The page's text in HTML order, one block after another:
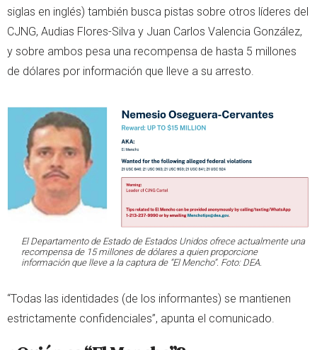
siglas en inglés) también busca pistas sobre otros líderes del
CJNG, Audias Flores-Silva y Juan Carlos Valencia González,
y sobre ambos pesa una recompensa de hasta 5 millones
de dólares por información que lleve a su arresto.
El Departamento de Estado de Estados Unidos ofrece actualmente una
recompensa de 15 millones de dólares a quien proporcione
información que lleve a la captura de “El Mencho”. Foto: DEA.
“Todas las identidades (de los informantes) se mantienen
estrictamente confidenciales”, apunta el comunicado.